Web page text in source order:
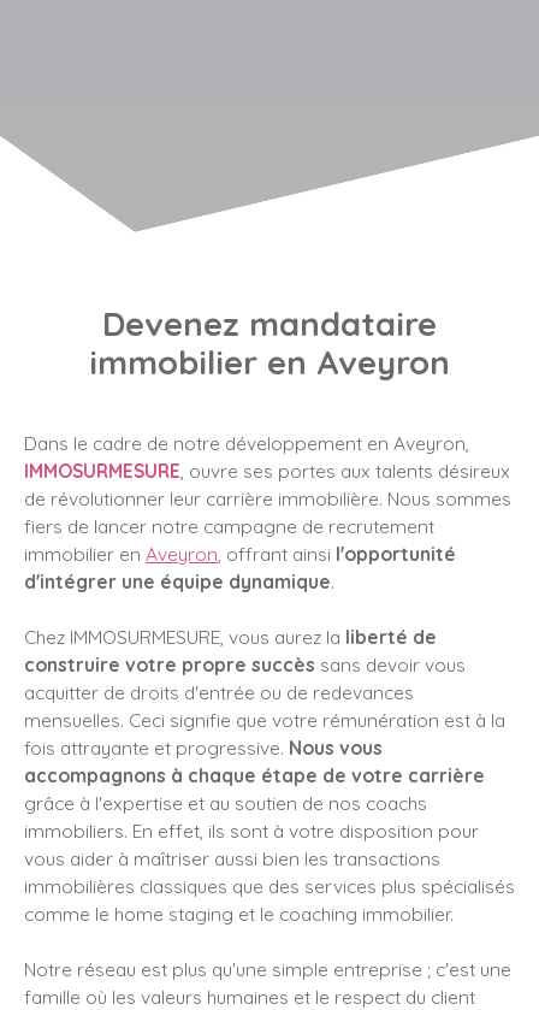
Devenez mandataire
immobilier en Aveyron
Dans le cadre de notre développement en Aveyron,
IMMOSURMESURE , ouvre ses portes aux talents désireux
de révolutionner leur carrière immobilière. Nous sommes
fiers de lancer notre campagne de recrutement
immobilier en Aveyron , offrant ainsi l'opportunité
d'intégrer une équipe dynamique.
Chez IMMOSURMESURE, vous aurez la liberté de
construire votre propre succès sans devoir vous
acquitter de droits d'entrée ou de redevances
mensuelles. Ceci signifie que votre rémunération est à la
fois attrayante et progressive. Nous vous
accompagnons à chaque étape de votre carrière
grâce à l'expertise et au soutien de nos coachs
immobiliers. En effet, ils sont à votre disposition pour
vous aider à maîtriser aussi bien les transactions
immobilières classiques que des services plus spécialisés
comme le home staging et le coaching immobilier.
Notre réseau est plus qu'une simple entreprise ; c'est une
famille où les valeurs humaines et le respect du client